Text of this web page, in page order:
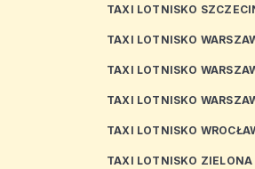
TAXI LOTNISKO
TAXI LOTNISKO
TAXI LOTNISKO
TAXI LOTNISKO
TAXI LOTNISKO
TAXI LOTNISKO